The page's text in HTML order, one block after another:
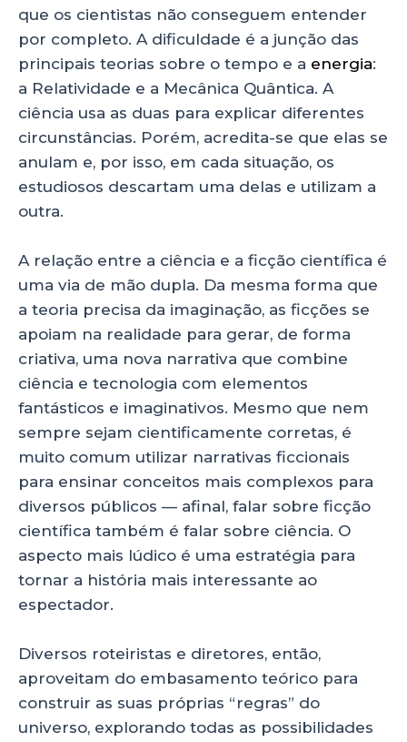
que os cientistas não conseguem entender
por completo. A dificuldade é a junção das
principais teorias sobre o tempo e a energia:
a Relatividade e a Mecânica Quântica. A
ciência usa as duas para explicar diferentes
circunstâncias. Porém, acredita-se que elas se
anulam e, por isso, em cada situação, os
estudiosos descartam uma delas e utilizam a
outra.
A relação entre a ciência e a ficção científica é
uma via de mão dupla. Da mesma forma que
a teoria precisa da imaginação, as ficções se
apoiam na realidade para gerar, de forma
criativa, uma nova narrativa que combine
ciência e tecnologia com elementos
fantásticos e imaginativos. Mesmo que nem
sempre sejam cientificamente corretas, é
muito comum utilizar narrativas ficcionais
para ensinar conceitos mais complexos para
diversos públicos — afinal, falar sobre ficção
científica também é falar sobre ciência. O
aspecto mais lúdico é uma estratégia para
tornar a história mais interessante ao
espectador.
Diversos roteiristas e diretores, então,
aproveitam do embasamento teórico para
construir as suas próprias “regras” do
universo, explorando todas as possibilidades